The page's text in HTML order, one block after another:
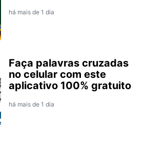
há mais de 1 dia
Faça palavras cruzadas
no celular com este
aplicativo 100% gratuito
há mais de 1 dia